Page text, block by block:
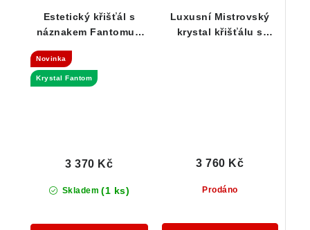
Estetický křišťál s
náznakem Fantomu -
Novinka
Krystal Fantom
Skladem (1 ks)
3 370 Kč
Luxusní Mistrovský
krystal křišťálu s
Prodáno
3 760 Kč